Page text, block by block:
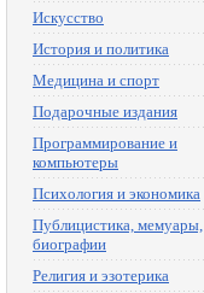
Искусство
История и политика
Медицина и спорт
Подарочные издания
Программирование и
компьютеры
Психология и экономика
Публицистика, мемуары,
биографии
Религия и эзотерика